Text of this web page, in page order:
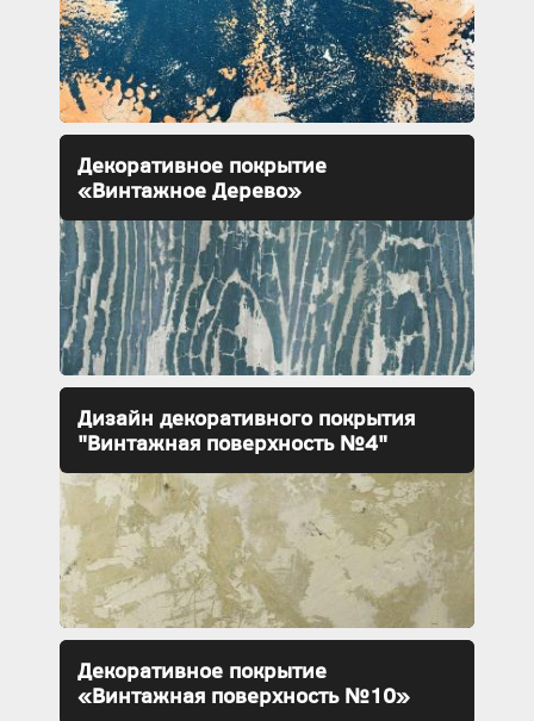
Декоративное покрытие
«Винтажное Дерево»
Дизайн декоративного покрытия
"Винтажная поверхность №4"
Декоративное покрытие
«Винтажная поверхность №10»